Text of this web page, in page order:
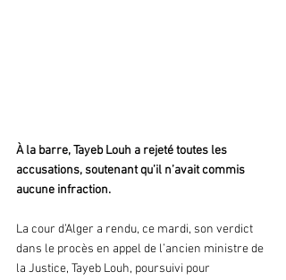
À la barre, Tayeb Louh a rejeté toutes les
accusations, soutenant qu’il n’avait commis
aucune infraction.
La cour d’Alger a rendu, ce mardi, son verdict
dans le procès en appel de l’ancien ministre de
la Justice, Tayeb Louh, poursuivi pour